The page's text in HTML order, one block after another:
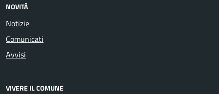
NOVITÀ
Notizie
Comunicati
Avvisi
VIVERE IL COMUNE